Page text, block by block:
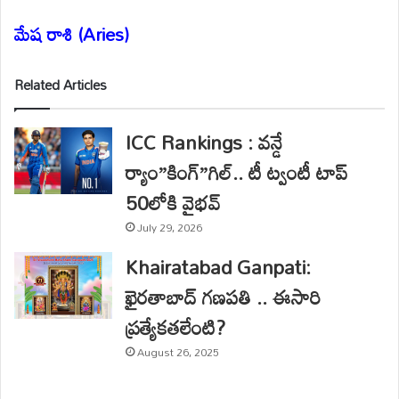
మేష రాశి (Aries)
Related Articles
ICC Rankings : వన్డే
ర్యాం”కింగ్”గిల్.. టీ ట్వంటీ టాప్
50లోకి వైభవ్
July 29, 2026
Khairatabad Ganpati:
ఖైరతాబాద్ గణపతి .. ఈసారి
ప్రత్యేకతలేంటి?
August 26, 2025